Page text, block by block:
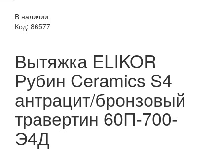
В наличии
Код: 86577
Вытяжка ELIKOR
Рубин Ceramics S4
антрацит/бронзовый
травертин 60П-700-
Э4Д